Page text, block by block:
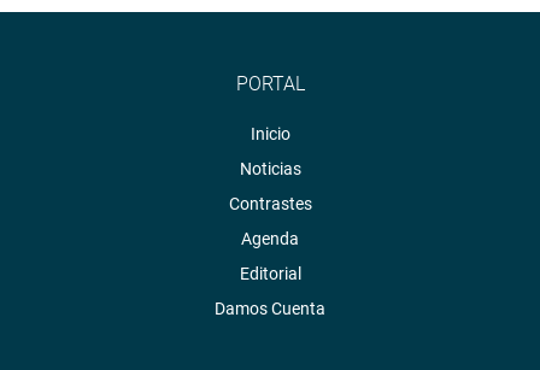
PORTAL
Inicio
Noticias
Contrastes
Agenda
Editorial
Damos Cuenta